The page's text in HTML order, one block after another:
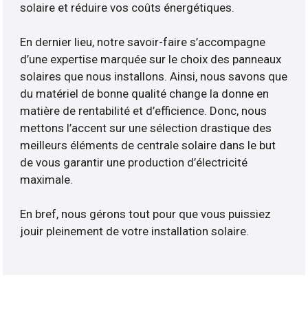
solaire et réduire vos coûts énergétiques.
En dernier lieu, notre savoir-faire s’accompagne
d’une expertise marquée sur le choix des panneaux
solaires que nous installons. Ainsi, nous savons que
du matériel de bonne qualité change la donne en
matière de rentabilité et d’efficience. Donc, nous
mettons l’accent sur une sélection drastique des
meilleurs éléments de centrale solaire dans le but
de vous garantir une production d’électricité
maximale.
En bref, nous gérons tout pour que vous puissiez
jouir pleinement de votre installation solaire.